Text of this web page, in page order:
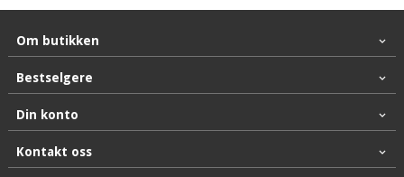
Om butikken
Bestselgere
Din konto
Kontakt oss